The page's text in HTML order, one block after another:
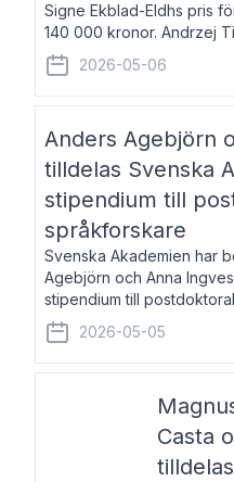
Signe Ekblad-Eldhs pris
140 000 kronor. Andrzej
och kulturskribent. Han
lovordade romanen Sex
2026-05-06
Anders Agebjörn
tilldelas Svenska
stipendium till
språkforskare
Svenska Akademien har
Agebjörn och Anna
stipendium till
Stipendiebeloppet är 75
Anders Agebjörn, född
2026-05-05
Casta